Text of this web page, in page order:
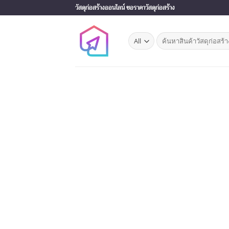
to
วัสดุก่อสร้างออนไลน์ ขอราคาวัสดุก่อสร้าง
Search
for: